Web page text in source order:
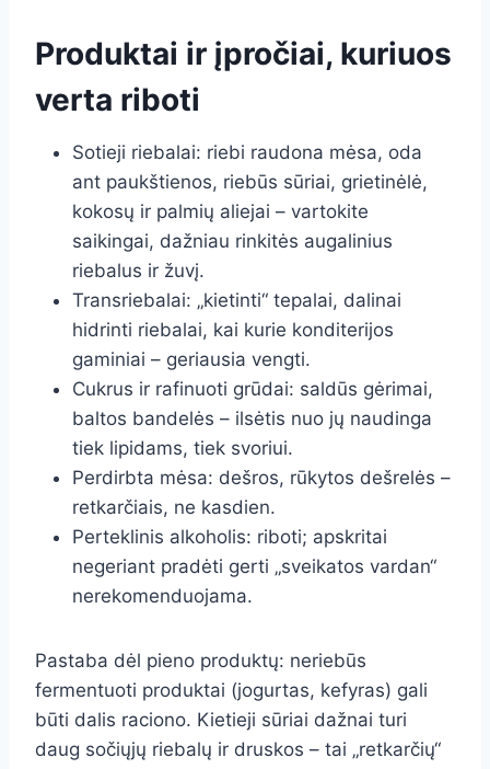
Produktai ir įpročiai, kuriuos
verta riboti
Sotieji riebalai: riebi raudona mėsa, oda
ant paukštienos, riebūs sūriai, grietinėlė,
kokosų ir palmių aliejai – vartokite
saikingai, dažniau rinkitės augalinius
riebalus ir žuvį.
Transriebalai: „kietinti“ tepalai, dalinai
hidrinti riebalai, kai kurie konditerijos
gaminiai – geriausia vengti.
Cukrus ir rafinuoti grūdai: saldūs gėrimai,
baltos bandelės – ilsėtis nuo jų naudinga
tiek lipidams, tiek svoriui.
Perdirbta mėsa: dešros, rūkytos dešrelės –
retkarčiais, ne kasdien.
Perteklinis alkoholis: riboti; apskritai
negeriant pradėti gerti „sveikatos vardan“
nerekomenduojama.
Pastaba dėl pieno produktų: neriebūs
fermentuoti produktai (jogurtas, kefyras) gali
būti dalis raciono. Kietieji sūriai dažnai turi
daug sočiųjų riebalų ir druskos – tai „retkarčių“